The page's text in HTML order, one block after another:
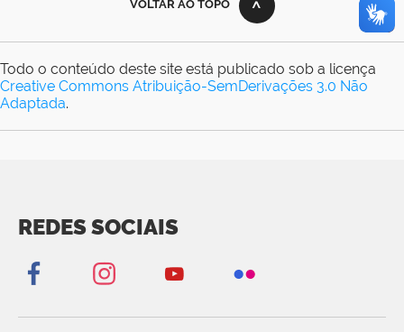
VOLTAR AO TOPO
Todo o conteúdo deste site está publicado sob a licença
Creative Commons Atribuição-SemDerivações 3.0 Não
Adaptada.
REDES SOCIAIS